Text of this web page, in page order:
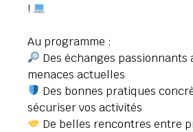
!
Au programme :
Des échanges passionnants
menaces actuelles
Des bonnes pratiques
sécuriser vos activités
De belles rencontres entre